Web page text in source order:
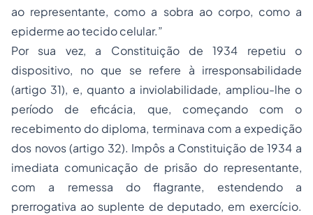
ao representante, como a sobra ao corpo, como a
epiderme ao tecido celular.”
Por sua vez, a Constituição de 1934 repetiu o
dispositivo, no que se refere à irresponsabilidade
(artigo 31), e, quanto a inviolabilidade, ampliou-lhe o
período de eficácia, que, começando com o
recebimento do diploma, terminava com a expedição
dos novos (artigo 32). Impôs a Constituição de 1934 a
imediata comunicação de prisão do representante,
com a remessa do flagrante, estendendo a
prerrogativa ao suplente de deputado, em exercício.